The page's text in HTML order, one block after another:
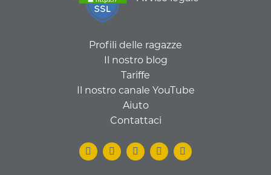
Profili delle ragazze
Il nostro blog
Tariffe
Il nostro canale YouTube
Aiuto
Contattaci